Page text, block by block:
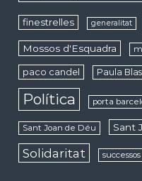
finestrelles generalitat
Mossos d'Esquadra
paco candel Paula
Política porta
Sant Joan de Déu Sant
Solidaritat successos